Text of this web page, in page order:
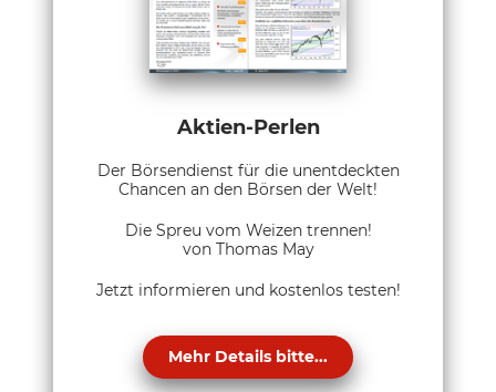
Aktien-Perlen
Der Börsendienst für die unentdeckten
Chancen an den Börsen der Welt!
Die Spreu vom Weizen trennen!
von Thomas May
Jetzt informieren und kostenlos testen!
Mehr Details bitte...